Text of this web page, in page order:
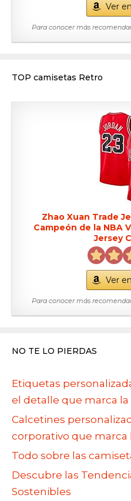
Ver
Para conocer más
TOP camisetas Retro
Zhao Xuan Trade
Campeón de la NBA
Jersey
Ver
Para conocer más
NO TE LO PIERDAS
Etiquetas
el detalle que marca la
Calcetines
corporativo que marca
Todo sobre las
Descubre las
Sostenibles